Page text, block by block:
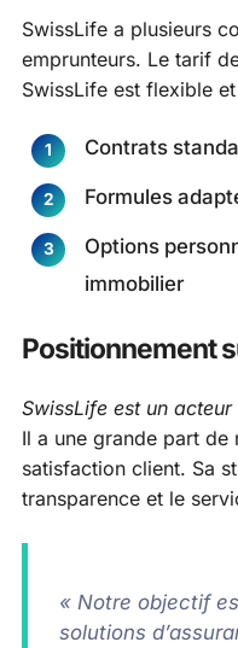
SwissLife a plusieurs
emprunteurs. Le tarif
SwissLife est flexible
Contrats
Formules
Options
immobilier
Positionnement
SwissLife est un
Il a une grande part de
satisfaction client. Sa
transparence et le
« Notre objectif
solutions